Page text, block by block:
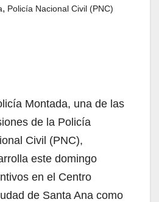
, Policía Nacional Civil (PNC)
Montada, una de las
de la Policía
Civil (PNC),
este domingo
en el Centro
de Santa Ana como